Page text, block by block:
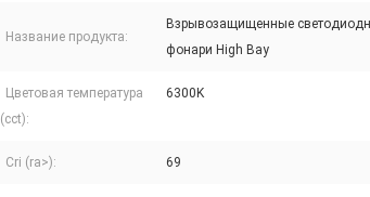
Название продукта:
Взрывозащищенные
фонари High Bay
Цветовая температура
(cct):
6300K
Cri (ra>): 69